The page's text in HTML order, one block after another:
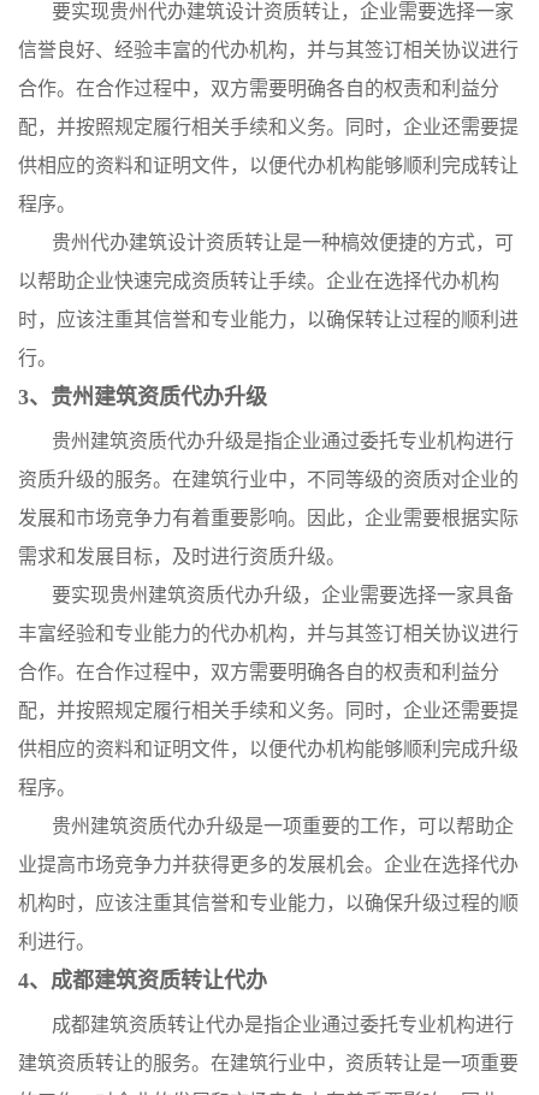
要实现贵州代办建筑设计资质转让，企业需要选择一家
信誉良好、经验丰富的代办机构，并与其签订相关协议进行
合作。在合作过程中，双方需要明确各自的权责和利益分
配，并按照规定履行相关手续和义务。同时，企业还需要提
供相应的资料和证明文件，以便代办机构能够顺利完成转让
程序。
贵州代办建筑设计资质转让是一种槁效便捷的方式，可
以帮助企业快速完成资质转让手续。企业在选择代办机构
时，应该注重其信誉和专业能力，以确保转让过程的顺利进
行。
3、贵州建筑资质代办升级
贵州建筑资质代办升级是指企业通过委托专业机构进行
资质升级的服务。在建筑行业中，不同等级的资质对企业的
发展和市场竞争力有着重要影响。因此，企业需要根据实际
需求和发展目标，及时进行资质升级。
要实现贵州建筑资质代办升级，企业需要选择一家具备
丰富经验和专业能力的代办机构，并与其签订相关协议进行
合作。在合作过程中，双方需要明确各自的权责和利益分
配，并按照规定履行相关手续和义务。同时，企业还需要提
供相应的资料和证明文件，以便代办机构能够顺利完成升级
程序。
贵州建筑资质代办升级是一项重要的工作，可以帮助企
业提高市场竞争力并获得更多的发展机会。企业在选择代办
机构时，应该注重其信誉和专业能力，以确保升级过程的顺
利进行。
4、成都建筑资质转让代办
成都建筑资质转让代办是指企业通过委托专业机构进行
建筑资质转让的服务。在建筑行业中，资质转让是一项重要